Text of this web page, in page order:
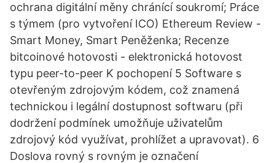
ochrana digitální měny chránící soukromí; Práce
s týmem (pro vytvoření ICO) Ethereum Review -
Smart Money, Smart Peněženka; Recenze
bitcoinové hotovosti - elektronická hotovost
typu peer-to-peer K pochopení 5 Software s
otevřeným zdrojovým kódem, což znamená
technickou i legální dostupnost softwaru (při
dodržení podmínek umožňuje uživatelům
zdrojový kód využívat, prohlížet a upravovat). 6
Doslova rovný s rovným je označení